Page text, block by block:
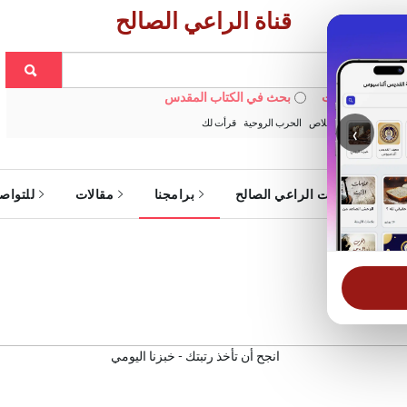
‹
قناة الراعي الصالح
في الويبسايت بحث في الكتاب المقدس
خبزنا اليومي الخلاص الحرب الروحية قرأت لك
خدمات الراعي الصالح برامجنا مقالات